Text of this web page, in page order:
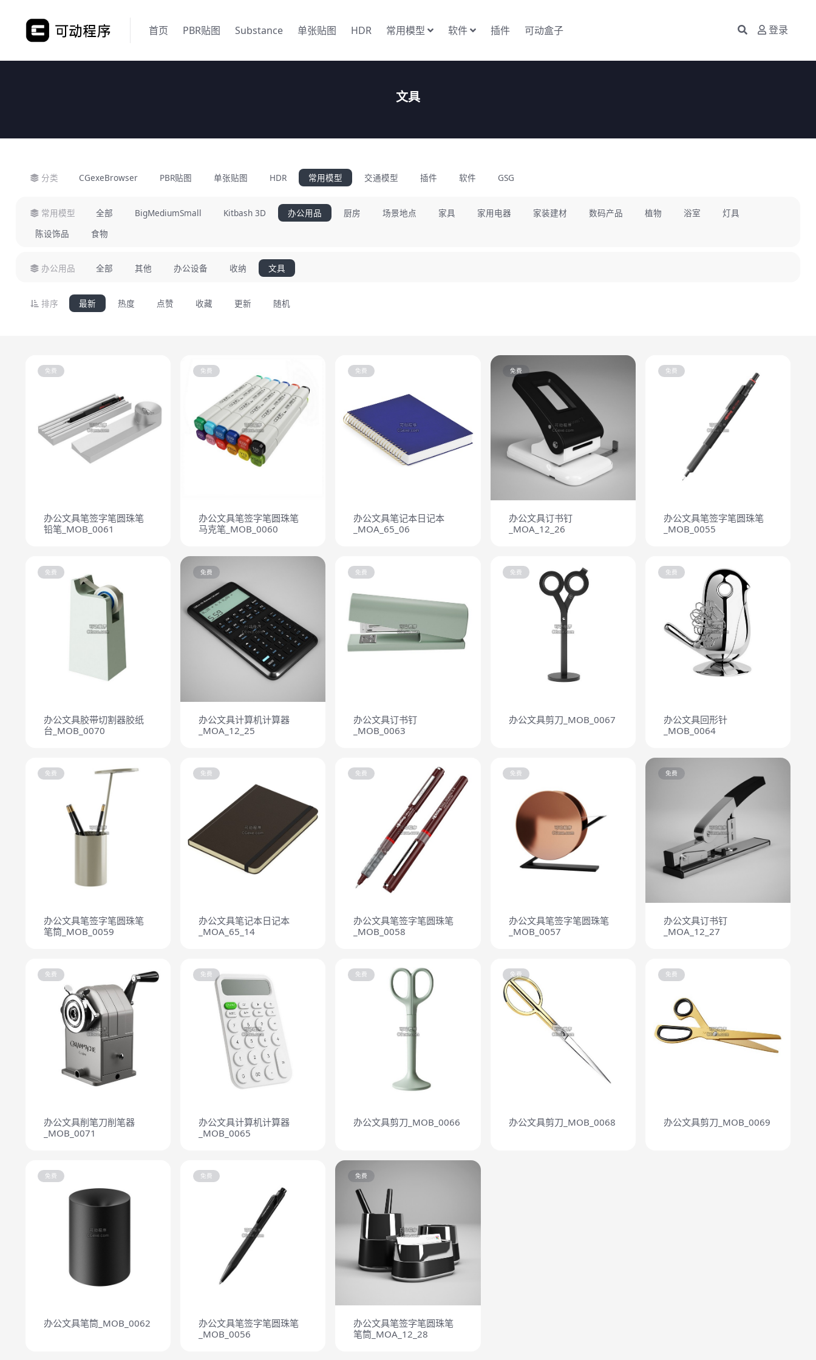
首页 PBR贴图 Substance 单张贴图 HDR 常用模型 软件 插件 可动盒子 登录
文具
分类 CGexeBrowser PBR贴图 单张贴图 HDR 常用模型 交通模型 插件 软件 GSG
常用模型 全部 BigMediumSmall Kitbash 3D 办公用品 厨房 场景地点 家具 家用电器 家装建材 数码产品 植物 浴室
灯具
陈设饰品
食物
办公用品 全部 其他 办公设备 收纳 文具
排序 最新 热度 点赞 收藏 更新 随机
免费
办公文具笔签字笔圆珠笔
铅笔_MOB_0061
免费
办公文具笔签字笔圆珠笔
马克笔_MOB_0060
免费
办公文具笔记本日记本
_MOA_65_06
免费
办公文具订书钉
_MOA_12_26
免费
办公文具笔签字笔圆珠笔
_MOB_0055
免费
办公文具胶带切割器胶纸
台_MOB_0070
免费
办公文具计算机计算器
_MOA_12_25
免费
办公文具订书钉
_MOB_0063
免费
办公文具剪刀_MOB_0067
免费
办公文具回形针
_MOB_0064
免费
办公文具笔签字笔圆珠笔
笔筒_MOB_0059
免费
办公文具笔记本日记本
_MOA_65_14
免费
办公文具笔签字笔圆珠笔
_MOB_0058
免费
办公文具笔签字笔圆珠笔
_MOB_0057
免费
办公文具订书钉
_MOA_12_27
免费
办公文具削笔刀削笔器
_MOB_0071
免费
办公文具计算机计算器
_MOB_0065
免费
办公文具剪刀_MOB_0066
免费
办公文具剪刀_MOB_0068
免费
办公文具剪刀_MOB_0069
免费
办公文具笔筒_MOB_0062
免费
办公文具笔签字笔圆珠笔
_MOB_0056
免费
办公文具笔签字笔圆珠笔
笔筒_MOA_12_28